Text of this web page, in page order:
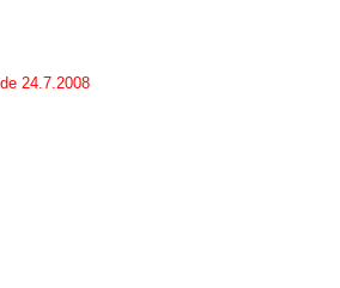
24.7.2008